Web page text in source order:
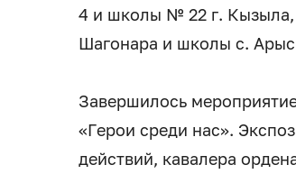
4 и школы № 22 г.
Шагонара и школы с.
Завершилось
«Герои среди нас».
действий, кавалера